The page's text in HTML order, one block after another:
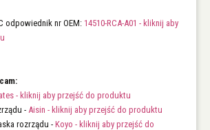
odpowiednik nr OEM: 14510-RCA-A01 - kliknij aby
- kliknij aby przejść do produktu
- Aisin - kliknij aby przejść do produktu
rozrządu - Koyo - kliknij aby przejść do